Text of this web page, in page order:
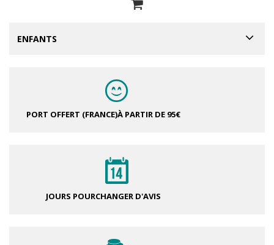
ENFANTS
PORT OFFERT (FRANCE)À PARTIR DE 95€
JOURS POURCHANGER D'AVIS